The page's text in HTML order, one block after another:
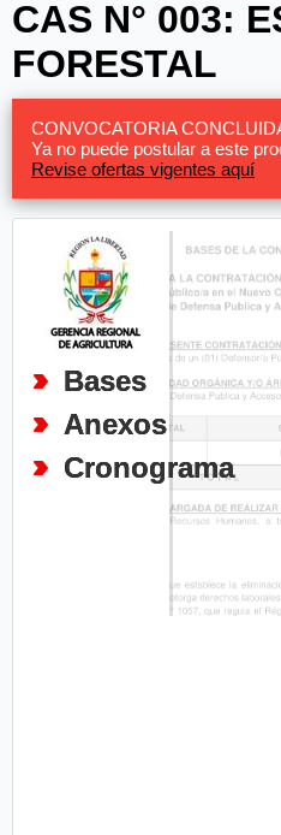
CAS N° 003:
FORESTAL
CONVOCATORIA
Ya no puede postular a este
Revise ofertas vigentes aquí
Bases
Anexos
Cronograma